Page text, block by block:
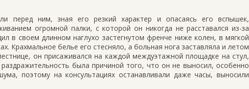
перед ним, зная его резкий характер и опасаясь его вспышек,
огромной палки, с которой он никогда не расставался из-за
в своем длинном наглухо застегнутом френче ниже колен, в мягкой
Крахмальное белье его стесняло, а больная нога заставляла и летом
он присаживался на каждой междуэтажной площадке на стул,
была причиной того, что он не выносил, особенно
поэтому на консультациях останавливали даже часы, выносили